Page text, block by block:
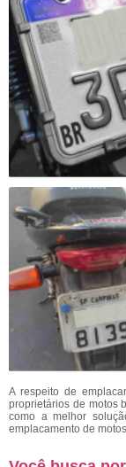
A respeito de
proprietários de motos
como a melhor
emplacamento de